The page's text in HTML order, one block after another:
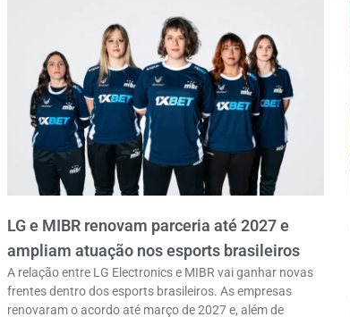
LG e MIBR renovam parceria até 2027 e
ampliam atuação nos esports brasileiros
A relação entre LG Electronics e MIBR vai ganhar novas
frentes dentro dos esports brasileiros. As empresas
renovaram o acordo até março de 2027 e, além de